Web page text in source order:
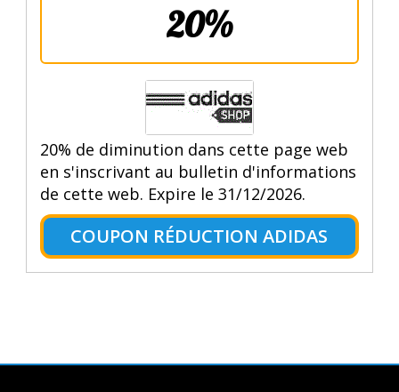
20%
20% de diminution dans cette page web
en s'inscrivant au bulletin d'informations
de cette web. Expire le 31/12/2026.
COUPON RÉDUCTION ADIDAS